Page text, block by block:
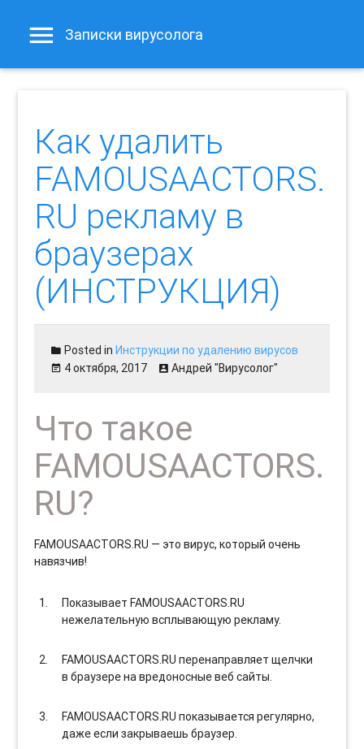
Записки вирусолога
Как удалить
FAMOUSAACTORS.
RU рекламу в
браузерах
(ИНСТРУКЦИЯ)
Posted inИнструкции по удалению вирусов
4 октября, 2017
Андрей "Вирусолог"
Что такое
FAMOUSAACTORS.
RU?
FAMOUSAACTORS.RU — это вирус, который очень
навязчив!
Показывает FAMOUSAACTORS.RU
нежелательную всплывающую рекламу.
FAMOUSAACTORS.RU перенаправляет щелчки
в браузере на вредоносные веб сайты.
FAMOUSAACTORS.RU показывается регулярно,
даже если закрываешь браузер.